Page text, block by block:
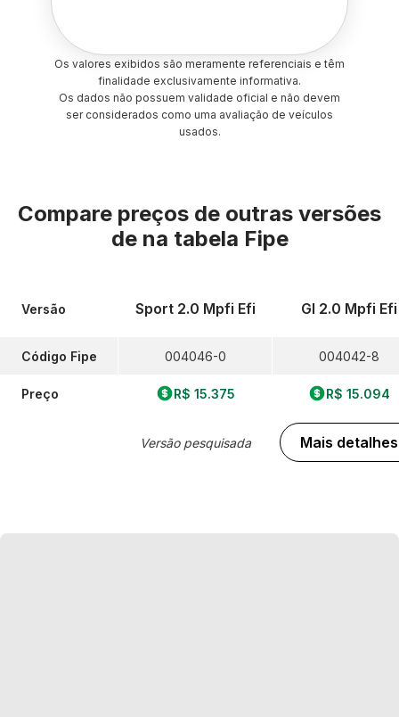
Os valores exibidos são meramente referenciais e têm
finalidade exclusivamente informativa.
Os dados não possuem validade oficial e não devem
ser considerados como uma avaliação de veículos
usados.
Compare preços de outras versões
de na tabela Fipe
Versão
Código Fipe
Preço
Sport 2.0 Mpfi Efi
004046-0
R$ 15.375
Versão pesquisada
Gl 2.0 Mpfi Efi
004042-8
R$ 15.094
Mais detalhes